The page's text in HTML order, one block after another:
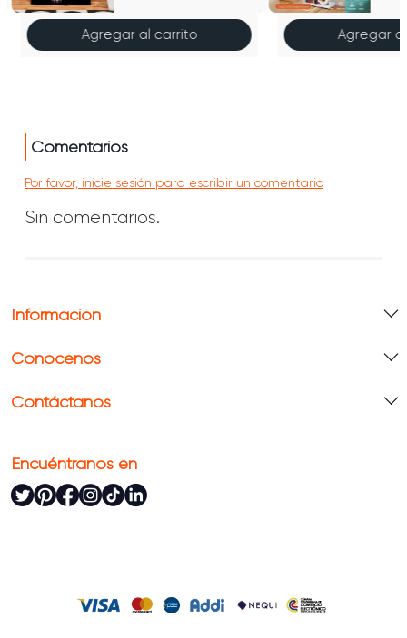
Agregar al carrito Agregar
Comentarios
Por favor, inicie sesión para escribir un comentario
Sin comentarios.
Información
Conócenos
Contáctanos
Encuéntranos en